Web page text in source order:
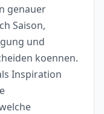
genauer
Saison,
und
koennen.
Inspiration